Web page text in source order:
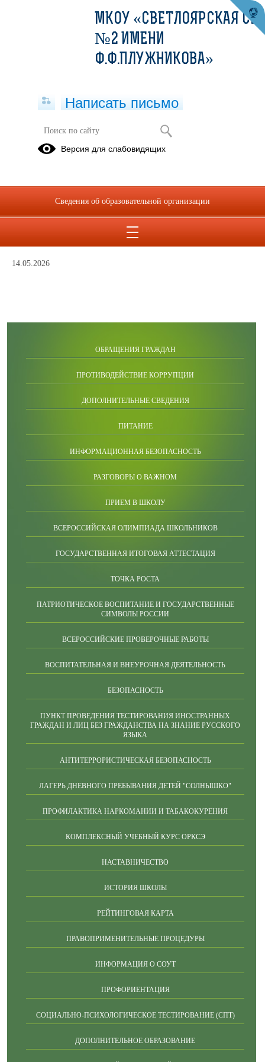
Объявления
развитию сферы отдыха и
оздоровления детей Волгоградской
14.05.2026
ОБРАЩЕНИЯ ГРАЖДАН
ПРОТИВОДЕЙСТВИЕ КОРРУПЦИИ
ДОПОЛНИТЕЛЬНЫЕ СВЕДЕНИЯ
ПИТАНИЕ
ИНФОРМАЦИОННАЯ БЕЗОПАСНОСТЬ
РАЗГОВОРЫ О ВАЖНОМ
ПРИЕМ В ШКОЛУ
ВСЕРОССИЙСКАЯ ОЛИМПИАДА ШКОЛЬНИКОВ
ГОСУДАРСТВЕННАЯ ИТОГОВАЯ АТТЕСТАЦИЯ
ТОЧКА РОСТА
ПАТРИОТИЧЕСКОЕ ВОСПИТАНИЕ И ГОСУДАРСТВЕННЫЕ
СИМВОЛЫ РОССИИ
ВСЕРОССИЙСКИЕ ПРОВЕРОЧНЫЕ РАБОТЫ
ВОСПИТАТЕЛЬНАЯ И ВНЕУРОЧНАЯ ДЕЯТЕЛЬНОСТЬ
БЕЗОПАСНОСТЬ
ПУНКТ ПРОВЕДЕНИЯ ТЕСТИРОВАНИЯ ИНОСТРАННЫХ
ГРАЖДАН И ЛИЦ БЕЗ ГРАЖДАНСТВА НА ЗНАНИЕ РУССКОГО
ЯЗЫКА
АНТИТЕРРОРИСТИЧЕСКАЯ БЕЗОПАСНОСТЬ
ЛАГЕРЬ ДНЕВНОГО ПРЕБЫВАНИЯ ДЕТЕЙ "СОЛНЫШКО"
ПРОФИЛАКТИКА НАРКОМАНИИ И ТАБАКОКУРЕНИЯ
КОМПЛЕКСНЫЙ УЧЕБНЫЙ КУРС ОРКСЭ
НАСТАВНИЧЕСТВО
ИСТОРИЯ ШКОЛЫ
РЕЙТИНГОВАЯ КАРТА
ПРАВОПРИМЕНИТЕЛЬНЫЕ ПРОЦЕДУРЫ
ИНФОРМАЦИЯ О СОУТ
ПРОФОРИЕНТАЦИЯ
СОЦИАЛЬНО-ПСИХОЛОГИЧЕСКОЕ ТЕСТИРОВАНИЕ (СПТ)
ДОПОЛНИТЕЛЬНОЕ ОБРАЗОВАНИЕ
МКОУ «СВЕТЛОЯРСКАЯ СШ
№2 ИМЕНИ
Ф.Ф.ПЛУЖНИКОВА»
Написать письмо
Версия для слабовидящих
Сведения об образовательной организации